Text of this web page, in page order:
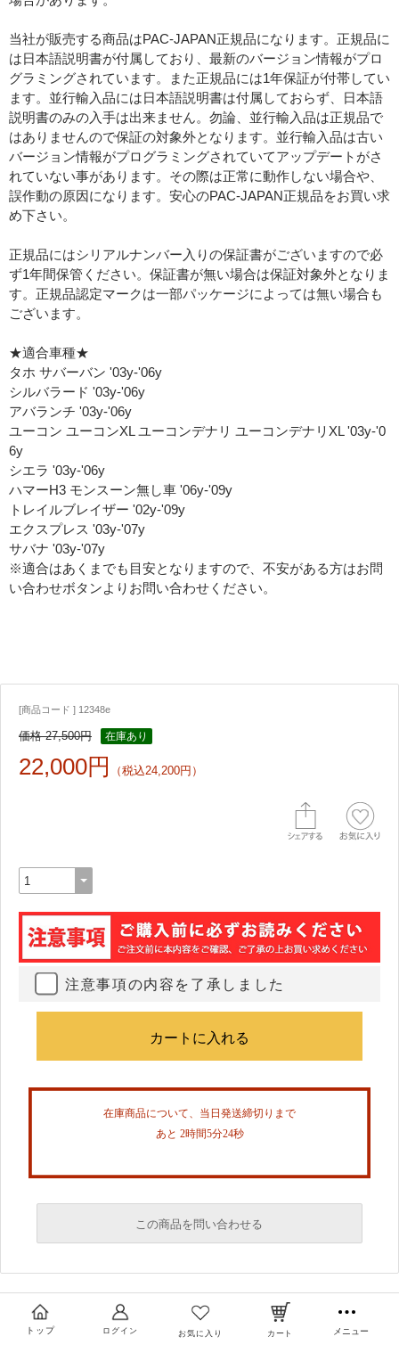
当社が販売する商品はPAC-JAPAN正規品になります。正規品に
は日本語説明書が付属しており、最新のバージョン情報がプロ
グラミングされています。また正規品には1年保証が付帯してい
ます。並行輸入品には日本語説明書は付属しておらず、日本語
説明書のみの入手は出来ません。勿論、並行輸入品は正規品で
はありませんので保証の対象外となります。並行輸入品は古い
バージョン情報がプログラミングされていてアップデートがさ
れていない事があります。その際は正常に動作しない場合や、
誤作動の原因になります。安心のPAC-JAPAN正規品をお買い求
め下さい。
正規品にはシリアルナンバー入りの保証書がございますので必
ず1年間保管ください。保証書が無い場合は保証対象外となりま
す。正規品認定マークは一部パッケージによっては無い場合も
ございます。
★適合車種★
タホ サバーバン '03y-'06y
シルバラード '03y-'06y
アバランチ '03y-'06y
ユーコン ユーコンXL ユーコンデナリ ユーコンデナリXL '03y-'0
6y
シエラ '03y-'06y
ハマーH3 モンスーン無し車 '06y-'09y
トレイルブレイザー '02y-'09y
エクスプレス '03y-'07y
サバナ '03y-'07y
※適合はあくまでも目安となりますので、不安がある方はお問
い合わせボタンよりお問い合わせください。
[商品コード ] 12348e
価格 27,500円 在庫あり
22,000円 （税込24,200円）
注意事項の内容を了承しました
在庫商品について、当日発送締切りまで
あと 2時間5分23秒
この商品を問い合わせる
トップ ログイン お気に入り カート メニュー